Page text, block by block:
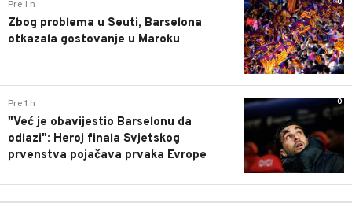
0
Pre 1 h
Zbog problema u Seuti, Barselona
otkazala gostovanje u Maroku
0
Pre 1 h
"Već je obavijestio Barselonu da
odlazi": Heroj finala Svjetskog
prvenstva pojačava prvaka Evrope